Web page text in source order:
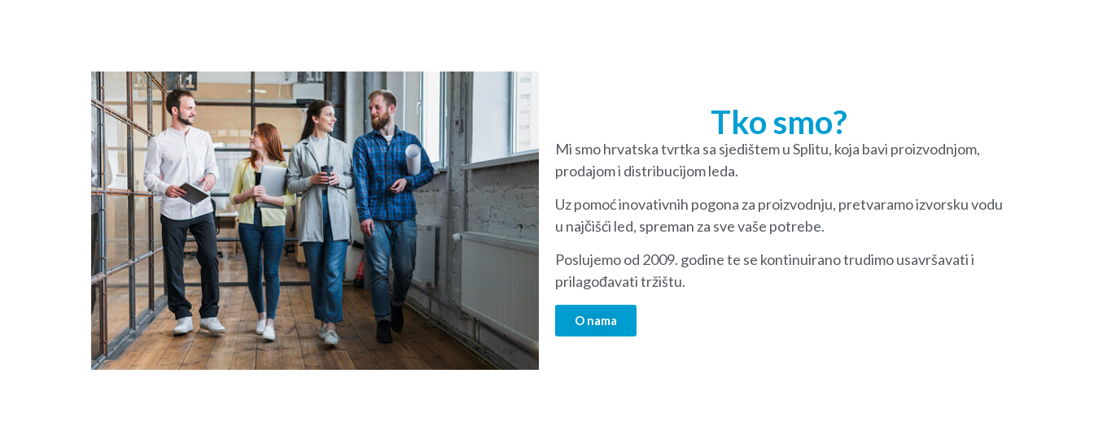
Tko smo?
Mi smo hrvatska tvrtka sa sjedištem u Splitu, koja bavi proizvodnjom,
prodajom i distribucijom leda.
Uz pomoć inovativnih pogona za proizvodnju, pretvaramo izvorsku vodu
u najčišći led, spreman za sve vaše potrebe.
Poslujemo od 2009. godine te se kontinuirano trudimo usavršavati i
prilagođavati tržištu.
O nama